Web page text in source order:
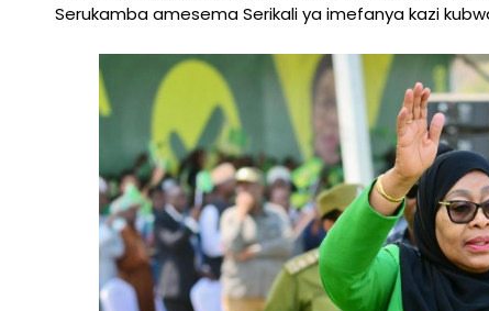
Serukamba amesema Serikali ya imefanya kazi